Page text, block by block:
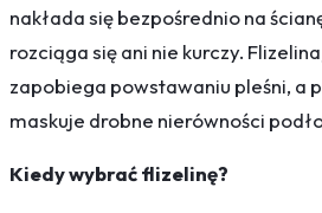
nakłada się bezpośrednio na
rozciąga się ani nie kurczy.
zapobiega powstawaniu pleśni, a
maskuje drobne nierówności
Kiedy wybrać flizelinę?